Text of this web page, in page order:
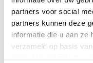
partners voor social
partners kunnen deze
informatie die u aan ze
verzameld op basis
Buiten Beeld: 100 jaar
gevat
Tegen de reling